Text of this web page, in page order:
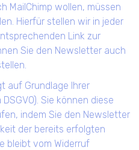
MailChimp wollen, müssen
Hierfür stellen wir in jeder
Link zur
Sie den Newsletter auch
auf Grundlage Ihrer
Sie können diese
indem Sie den Newsletter
der bereits erfolgten
bleibt vom Widerruf